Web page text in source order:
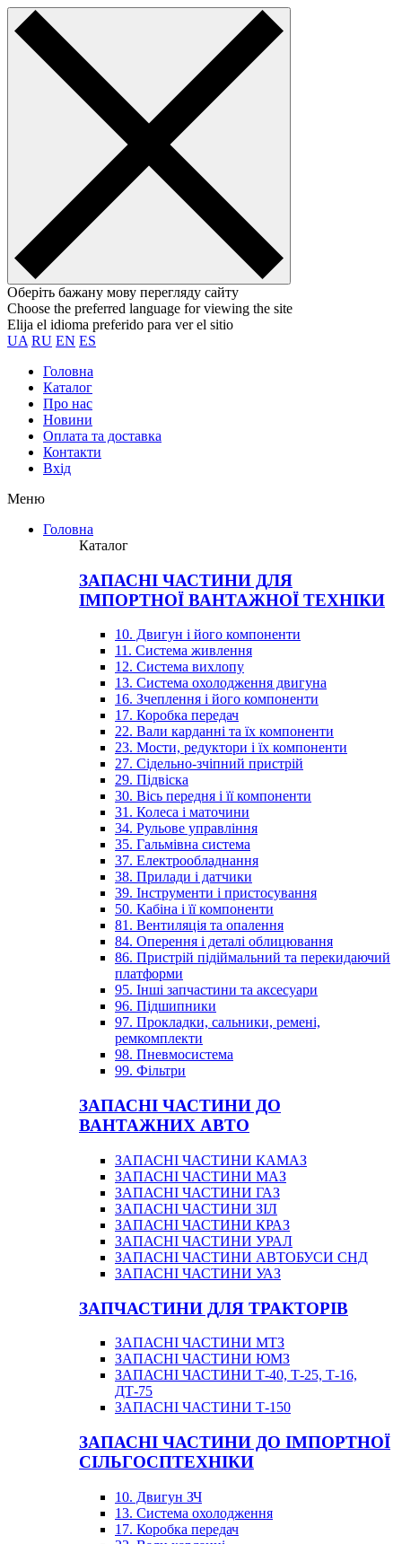
Оберіть бажану мову перегляду сайту
Choose the preferred language for viewing the site
Elija el idioma preferido para ver el sitio
UA RU EN ES
Головна
Каталог
Про нас
Новини
Оплата та доставка
Контакти
Вхiд
Меню
Головна
Каталог
ЗАПАСНІ ЧАСТИНИ ДЛЯ
ІМПОРТНОЇ ВАНТАЖНОЇ ТЕХНІКИ
10. Двигун і його компоненти
11. Система живлення
12. Система вихлопу
13. Система охолодження двигуна
16. Зчеплення і його компоненти
17. Коробка передач
22. Вали карданні та їх компоненти
23. Мости, редуктори і їх компоненти
27. Сідельно-зчіпний пристрій
29. Підвіска
30. Вісь передня і її компоненти
31. Колеса і маточини
34. Рульове управління
35. Гальмівна система
37. Електрообладнання
38. Прилади і датчики
39. Інструменти і пристосування
50. Кабіна і її компоненти
81. Вентиляція та опалення
84. Оперення і деталі облицювання
86. Пристрій підіймальний та перекидаючий
платформи
95. Інші запчастини та аксесуари
96. Підшипники
97. Прокладки, сальники, ремені,
ремкомплекти
98. Пневмосистема
99. Фільтри
ЗАПАСНІ ЧАСТИНИ ДО
ВАНТАЖНИХ АВТО
ЗАПАСНІ ЧАСТИНИ КАМАЗ
ЗАПАСНІ ЧАСТИНИ МАЗ
ЗАПАСНІ ЧАСТИНИ ГАЗ
ЗАПАСНІ ЧАСТИНИ ЗІЛ
ЗАПАСНІ ЧАСТИНИ КРАЗ
ЗАПАСНІ ЧАСТИНИ УРАЛ
ЗАПАСНІ ЧАСТИНИ АВТОБУСИ СНД
ЗАПАСНІ ЧАСТИНИ УАЗ
ЗАПЧАСТИНИ ДЛЯ ТРАКТОРІВ
ЗАПАСНІ ЧАСТИНИ МТЗ
ЗАПАСНІ ЧАСТИНИ ЮМЗ
ЗАПАСНІ ЧАСТИНИ Т-40, Т-25, Т-16,
ДТ-75
ЗАПАСНІ ЧАСТИНИ Т-150
ЗАПАСНІ ЧАСТИНИ ДО ІМПОРТНОЇ
СІЛЬГОСПТЕХНІКИ
10. Двигун ЗЧ
13. Система охолодження
17. Коробка передач